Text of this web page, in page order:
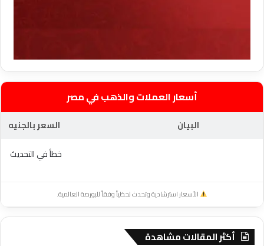
أسعار العملات والذهب في مصر
البيان
السعر بالجنيه
خطأ في التحديث
الأسعار استرشادية وتحدث لحظياً وفقاً للبورصة العالمية.
أكثر المقالات مشاهدة